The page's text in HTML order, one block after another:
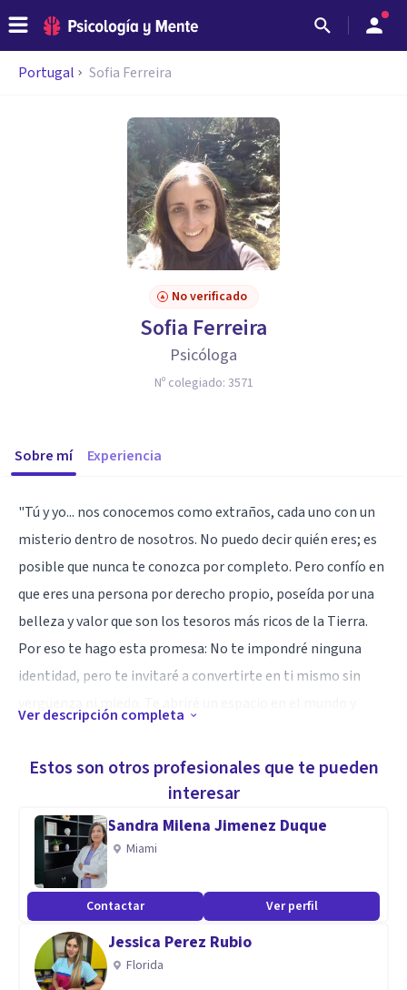
Portugal Sofia Ferreira
No verificado
Sofia Ferreira
Psicóloga
Nº colegiado: 3571
Sobre mí Experiencia
"Tú y yo... nos conocemos como extraños, cada uno con un
misterio dentro de nosotros. No puedo decir quién eres; es
posible que nunca te conozca por completo. Pero confío en
que eres una persona por derecho propio, poseída por una
belleza y valor que son los tesoros más ricos de la Tierra.
Por eso te hago esta promesa: No te impondré ninguna
identidad, pero te invitaré a convertirte en ti mismo sin
Mientras dure tu búsqueda, tienes mi lealtad ”. - Theodore
Ver descripción completa
Estos son otros profesionales que te pueden
interesar
Sandra Milena Jimenez Duque
Miami
Contactar Ver perfil
Jessica Perez Rubio
Florida